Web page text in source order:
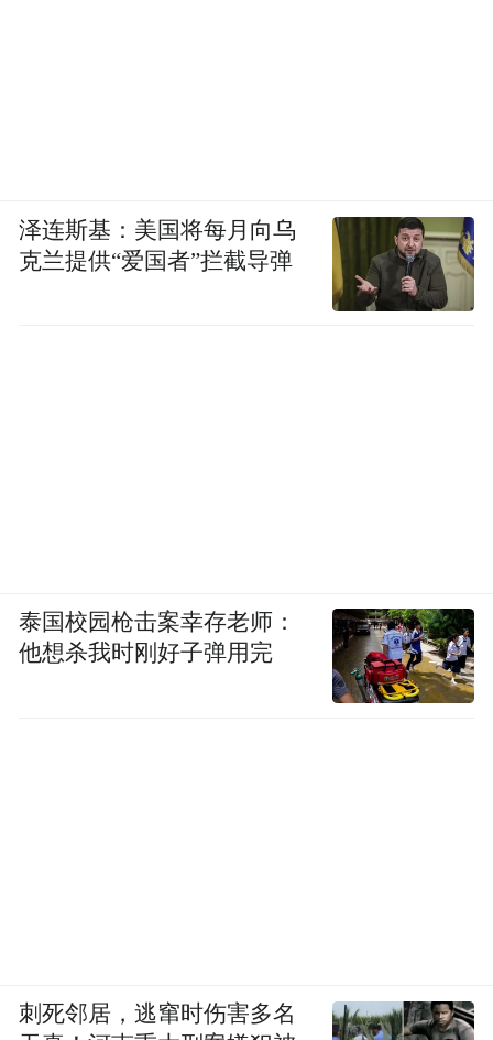
泽连斯基：美国将每月向乌
克兰提供“爱国者”拦截导弹
泰国校园枪击案幸存老师：
他想杀我时刚好子弹用完
刺死邻居，逃窜时伤害多名